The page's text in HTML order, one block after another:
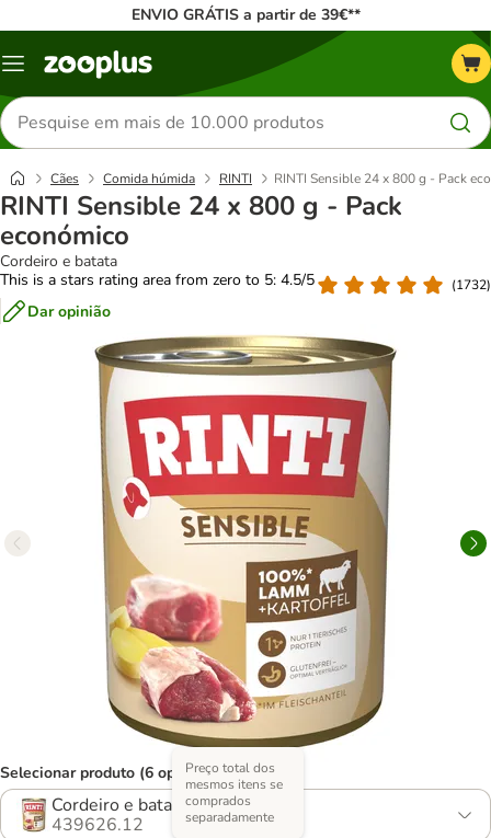
ENVIO GRÁTIS a partir de 39€**
Menu
Pesquisar
produtos
Cães Comida húmida RINTI RINTI Sensible 24 x 800 g - Pack
RINTI Sensible 24 x 800 g - Pack
económico
Cordeiro e batata
This is a stars rating area from zero to 5: 4.5/5
(1732)
Dar opinião
Selecionar produto (6 opções)
Cordeiro e batata
439626.12
Preço total dos
mesmos itens se
comprados
separadamente